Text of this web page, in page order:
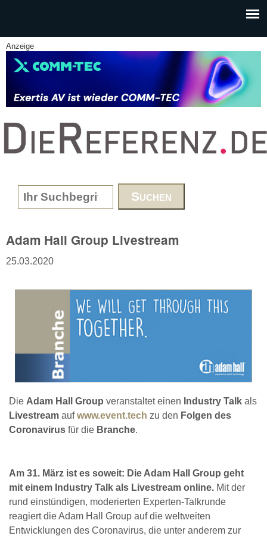
Anzeige
www.DieReferenz.de
Search form
Adam Hall Group Livestream
25.03.2020
Die Adam Hall Group veranstaltet einen Industry Talk als
Livestream aufwww.event.tech zu den Folgen des
Coronavirus für die Branche.
Am 31. März ist es soweit: Die Adam Hall Group geht
mit einem Industry Talk als Livestream online. Mit der
rund einstündigen, moderierten Experten-Talkrunde
reagiert die Adam Hall Group auf die weltweiten
Entwicklungen des Coronavirus, die unter anderem zur